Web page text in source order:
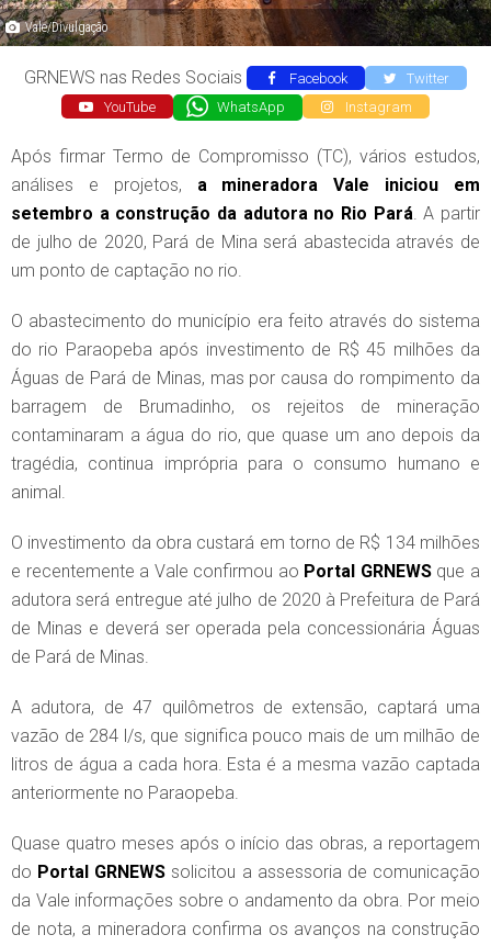
Vale/Divulgação
GRNEWS nas Redes Sociais Facebook
Twitter
YouTube
WhatsApp Instagram
Após firmar Termo de Compromisso (TC), vários estudos,
análises e projetos, a mineradora Vale iniciou em
setembro a construção da adutora no Rio Pará. A partir
de julho de 2020, Pará de Mina será abastecida através de
um ponto de captação no rio.
O abastecimento do município era feito através do sistema
do rio Paraopeba após investimento de R$ 45 milhões da
Águas de Pará de Minas, mas por causa do rompimento da
barragem de Brumadinho, os rejeitos de mineração
contaminaram a água do rio, que quase um ano depois da
tragédia, continua imprópria para o consumo humano e
animal.
O investimento da obra custará em torno de R$ 134 milhões
e recentemente a Vale confirmou ao Portal GRNEWSque a
adutora será entregue até julho de 2020 à Prefeitura de Pará
de Minas e deverá ser operada pela concessionária Águas
de Pará de Minas.
A adutora, de 47 quilômetros de extensão, captará uma
vazão de 284 l/s, que significa pouco mais de um milhão de
litros de água a cada hora. Esta é a mesma vazão captada
anteriormente no Paraopeba.
Quase quatro meses após o início das obras, a reportagem
do Portal GRNEWS solicitou a assessoria de comunicação
da Vale informações sobre o andamento da obra. Por meio
de nota, a mineradora confirma os avanços na construção